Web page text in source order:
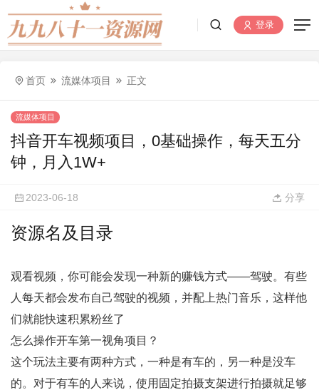
登录
首页 流媒体项目 正文
流媒体项目
抖音开车视频项目，0基础操作，每天五分
钟，月入1W+
2023-06-18 分享
资源名及目录
观看视频，你可能会发现一种新的赚钱方式——驾驶。有些
人每天都会发布自己驾驶的视频，并配上热门音乐，这样他
们就能快速积累粉丝了
怎么操作开车第一视角项目？
这个玩法主要有两种方式，一种是有车的，另一种是没车
的。对于有车的人来说，使用固定拍摄支架进行拍摄就足够